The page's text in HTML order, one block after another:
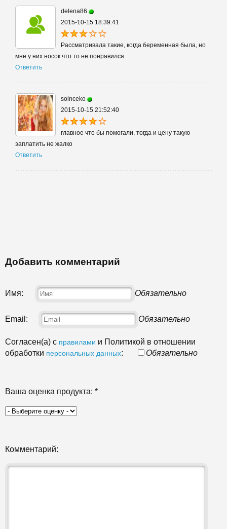
delena86
2015-10-15 18:39:41
Рассматривала такие, когда беременная была, но
мне у них носок что то не понравился.
Ответить
solnceko
2015-10-15 21:52:40
главное что бы помогали, тогда и цену такую
заплатить не жалко
Ответить
Добавить комментарий
Имя: Обязательно
Email: Обязательно
Согласен(а) с правилами и Политикой в отношении
обработки персональных данных: Обязательно
Ваша оценка продукта: *
Комментарий: